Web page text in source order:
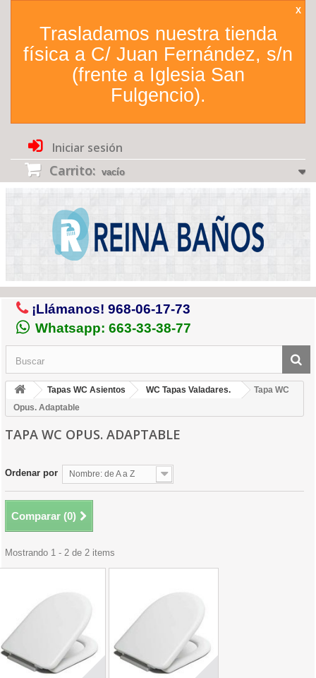
Trasladamos nuestra tienda
física a C/ Juan Fernández, s/n
(frente a Iglesia San
Fulgencio).
X
Iniciar sesión
Carrito: vacío
¡Llámanos! 968-06-17-73
Whatsapp: 663-33-38-77
Tapas WC Asientos WC Tapas Valadares.
Tapa WC
Opus. Adaptable
TAPA WC OPUS. ADAPTABLE
Ordenar por Nombre: de A a Z
Comparar (0)
Mostrando 1 - 2 de 2 items